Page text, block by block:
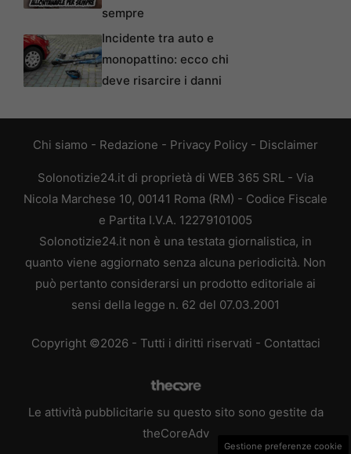
sempre
Incidente tra auto e
monopattino: ecco chi
deve risarcire i danni
Chi siamo - Redazione - Privacy Policy - Disclaimer
Solonotizie24.it di proprietà di WEB 365 SRL - Via
Nicola Marchese 10, 00141 Roma (RM) - Codice Fiscale
e Partita I.V.A. 12279101005
Solonotizie24.it non è una testata giornalistica, in
quanto viene aggiornato senza alcuna periodicità. Non
può pertanto considerarsi un prodotto editoriale ai
sensi della legge n. 62 del 07.03.2001
Copyright ©2026 - Tutti i diritti riservati - Contattaci
Le attività pubblicitarie su questo sito sono gestite da
theCoreAdv
Gestione preferenze cookie